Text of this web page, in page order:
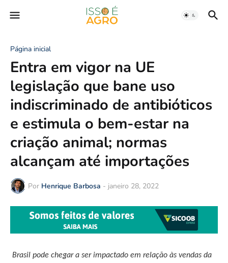
Página inicial
Entra em vigor na UE
legislação que bane uso
indiscriminado de antibióticos
e estimula o bem-estar na
criação animal; normas
alcançam até importações
Por Henrique Barbosa - janeiro 28, 2022
Brasil pode chegar a ser impactado em relação às vendas da